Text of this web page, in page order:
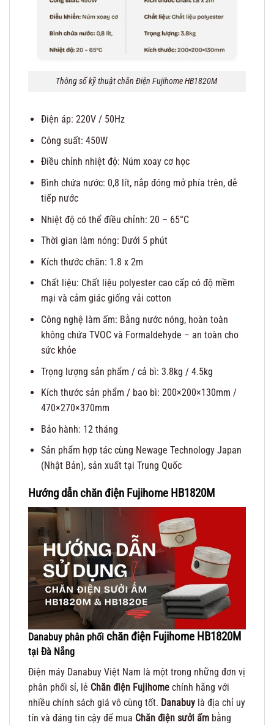
Thông số kỹ thuật chăn Điện Fujihome HB1820M
Điện áp: 220V / 50Hz
Công suất: 450W
Điều chỉnh nhiệt độ: Núm xoay cơ học
Bình chứa nước: 0,8 lít, nắp đóng mở phía trên, dễ
tiếp nước
Nhiệt độ có thể điều chỉnh: 20 – 65°C
Thời gian làm nóng: Dưới 5 phút
Kích thước chăn: 1.8 x 2m
Chất liệu: Chất liệu polyester cao cấp có độ mềm
mại và cảm giác giống vải cotton
Công nghệ làm ấm: Bằng nước nóng, hoàn toàn
không chứa TVOC và Formaldehyde – an toàn cho
sức khỏe
Trọng lượng sản phẩm / cả bì: 3.8kg / 4.5kg
Kích thước sản phẩm / bao bì: 200×200×130mm /
470×270×370mm
Bảo hành: 12 tháng
Sản phẩm hợp tác cùng Newage Technology Japan
(Nhật Bản), sản xuất tại Trung Quốc
Hướng dẫn chăn điện Fujihome HB1820M
Danabuy phân phối chăn điện Fujihome HB1820M
tại Đà Nẵng
Điện máy Danabuy Việt Nam là một trong những đơn vị
phân phối sỉ, lẻ Chăn điện Fujihome chính hãng với
nhiều chính sách giá vô cùng tốt. Danabuy là địa chỉ uy
tín và đáng tin cậy để mua Chăn điện sưởi ấm bằng